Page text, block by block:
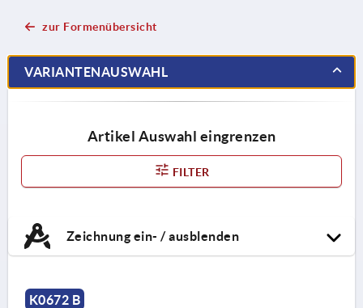
zur Formenübersicht
VARIANTENAUSWAHL
Artikel Auswahl eingrenzen
FILTER
Zeichnung ein- / ausblenden
K0672 B